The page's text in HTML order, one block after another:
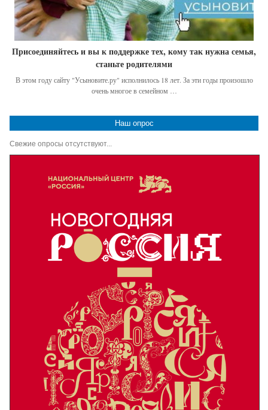
Присоединяйтесь и вы к поддержке тех, кому так нужна семья,
станьте родителями
В этом году сайту "Усыновите.ру" исполнилось 18 лет. За эти годы произошло
очень многое в семейном …
Наш опрос
Свежие опросы отсутствуют...